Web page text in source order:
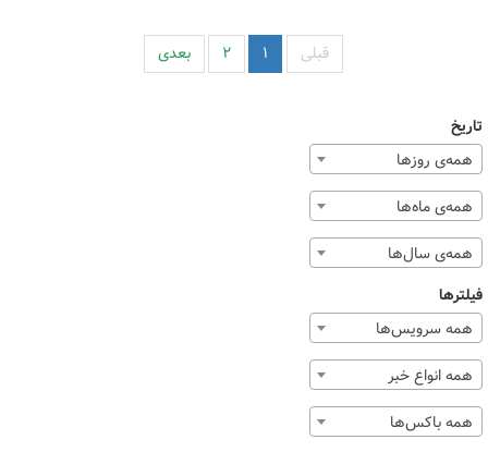
قبلی ۱ ۲ بعدی
تاریخ
همه‌ی روزها
همه‌ی ماه‌ها
همه‌ی سال‌ها
فیلترها
همه سرویس‌ها
همه انواع خبر
همه باکس‌ها